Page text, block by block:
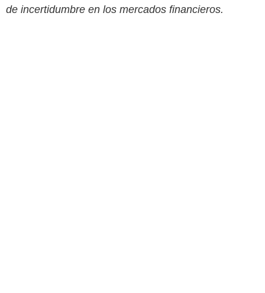
de incertidumbre en los mercados financieros.